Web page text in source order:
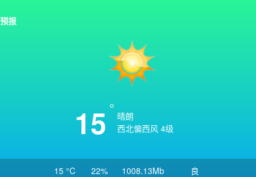
报
15
晴朗
西北偏西风 4级
15 °C
22%
1008.13Mb
良